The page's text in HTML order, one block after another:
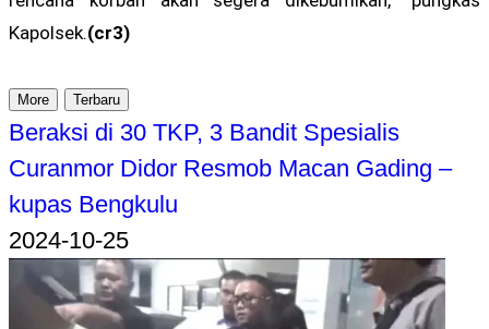
Kapolsek.(cr3)
More Terbaru
Beraksi di 30 TKP, 3 Bandit Spesialis
Curanmor Didor Resmob Macan Gading –
kupas Bengkulu
2024-10-25